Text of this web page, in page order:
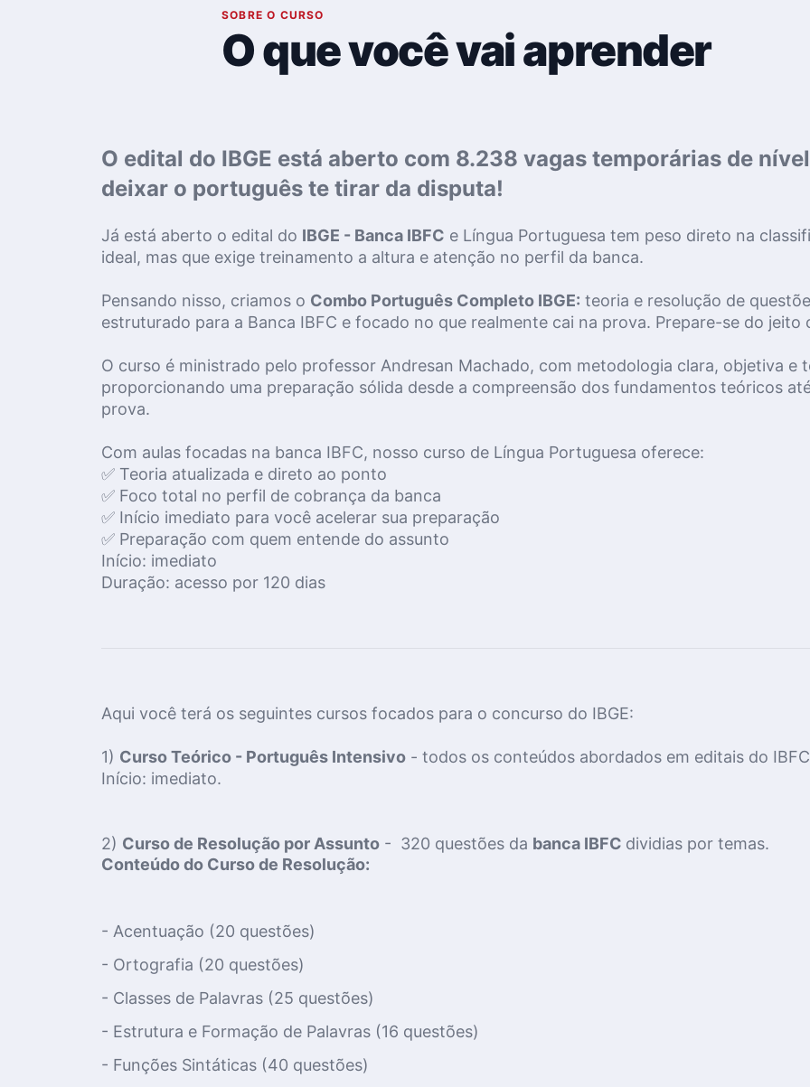
SOBRE O CURSO
O que você vai aprender
O edital do IBGE está aberto com 8.238 vagas temporárias de
deixar o português te tirar da disputa!
Já está aberto o edital do IBGE - Banca IBFC e Língua Portuguesa tem peso direto na
ideal, mas que exige treinamento a altura e atenção no perfil da banca.
Pensando nisso, criamos o Combo Português Completo IBGE: teoria e resolução de
estruturado para a Banca IBFC e focado no que realmente cai na prova. Prepare-se do
O curso é ministrado pelo professor Andresan Machado, com metodologia clara, objetiva e
proporcionando uma preparação sólida desde a compreensão dos fundamentos teóricos
prova.
Com aulas focadas na banca IBFC, nosso curso de Língua Portuguesa oferece:
✅ Teoria atualizada e direto ao ponto
✅ Foco total no perfil de cobrança da banca
✅ Início imediato para você acelerar sua preparação
✅ Preparação com quem entende do assunto
Início: imediato
Duração: acesso por 120 dias
Aqui você terá os seguintes cursos focados para o concurso do IBGE:
1) Curso Teórico - Português Intensivo - todos os conteúdos abordados em editais do
Início: imediato.
2) Curso de Resolução por Assunto - 320 questões da banca IBFC dividias por temas.
Conteúdo do Curso de Resolução:
- Acentuação (20 questões)
- Ortografia (20 questões)
- Classes de Palavras (25 questões)
- Estrutura e Formação de Palavras (16 questões)
- Funções Sintáticas (40 questões)